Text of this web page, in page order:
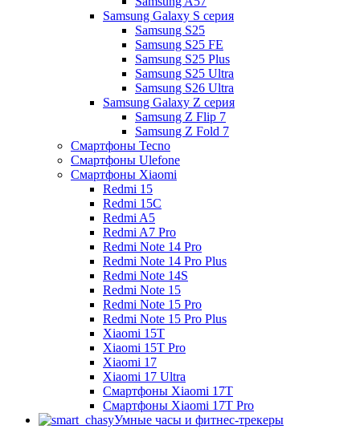
Samsung Galaxy S серия
Samsung S25
Samsung S25 FE
Samsung S25 Plus
Samsung S25 Ultra
Samsung S26 Ultra
Samsung Galaxy Z серия
Samsung Z Flip 7
Samsung Z Fold 7
Смартфоны Tecno
Смартфоны Ulefone
Смартфоны Xiaomi
Redmi 15
Redmi 15C
Redmi A5
Redmi A7 Pro
Redmi Note 14 Pro
Redmi Note 14 Pro Plus
Redmi Note 14S
Redmi Note 15
Redmi Note 15 Pro
Redmi Note 15 Pro Plus
Xiaomi 15T
Xiaomi 15T Pro
Xiaomi 17
Xiaomi 17 Ultra
Смартфоны Xiaomi 17Т
Смартфоны Xiaomi 17Т Pro
Умные часы и фитнес-трекеры